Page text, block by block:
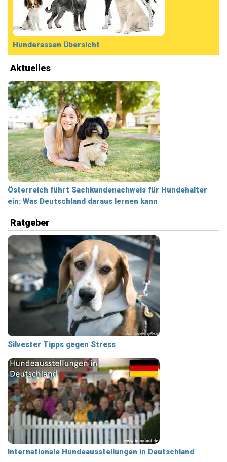
Hunderassen Übersicht
Aktuelles
Österreich führt Sachkundenachweis für Hundehalter
ein: Was Deutschland daraus lernen kann
Ratgeber
Silvester Tipps gegen Stress
Internationale Hundeausstellungen in Deutschland